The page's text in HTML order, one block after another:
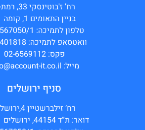
רח’ ז'בוטינסקי 33, רמת-גן
בניין התאומים 1, קומה 11
טלפון לתמיכה: 02-6567050/1
וואטסאפ לתמיכה: 0528401818
פקס: 02-6569112
מייל: info@account-it.co.il
סניף ירושלים
רח’ זילברשטיין 4,ירושלים
דואר: ת”ד 44154, ירושלים 91441